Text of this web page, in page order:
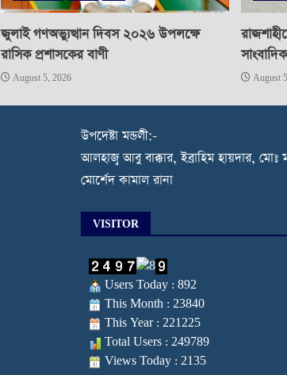
জুলাই গণঅভ্যুত্থান দিবস ২০২৬ উপলক্ষে
রাসিক প্রশাসকের বাণী
August 5, 2026 August
উপদেষ্টা মন্ডলী:-
আলহাজ্ব আবু বাক্কার, ইব্রাহিম হায়দার,
মোর্শেদ কামাল রানা
VISITOR
Users Today : 892
This Month : 23840
This Year : 221225
Total Users : 249789
Views Today : 2135